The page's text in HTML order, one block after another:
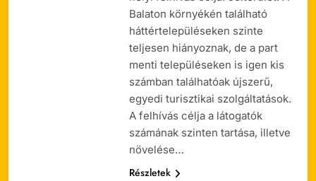
Balaton környékén található
háttértelepüléseken szinte
teljesen hiányoznak, de a part
menti településeken is igen kis
számban találhatóak újszerű,
egyedi turisztikai szolgáltatások.
A felhívás célja a látogatók
számának szinten tartása, illetve
növelése…
Részletek